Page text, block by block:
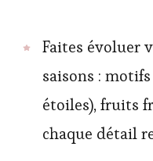
Faites évoluer
saisons :
étoiles), fruits
chaque détail